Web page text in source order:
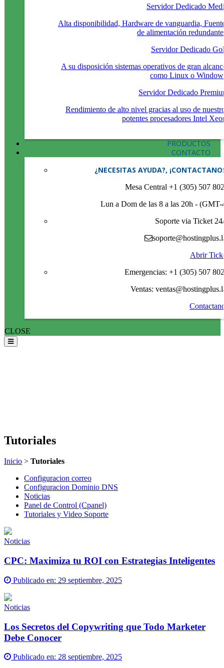
Servidor Dedicado
Alta disponibilidad, Hardware de vanguardia,
de alimentación
Servidor Dedicado
A su disposición sistemas operativos de gran
como Linux o
Servidor Dedicado
Rendimiento de alto nivel gracias al uso de
potentes procesadores Intel
PRODUCTOS
CONTACTO
¿NECESITAS AYUDA?,
Mesa Central +1 (305) 507
Lun a Dom de las 8 a las 20h - (GMT-
Soporte via Ticket
Abrir
Emergencias: +1 (305) 507
Ventas:
CLOSE
Tutoriales
Inicio > Tutoriales
Configuracion correo
Configuracion Dominio DNS
Noticias
Panel de Control (Cpanel)
Tutoriales y Video Soporte
Noticias
CPC: Maximiza tu ROI con Estrategias Inteligentes
Publicado en: 29 septiembre, 2025
Noticias
Los Secretos del Copywriting que Todo Marketer
Debe Conocer
Publicado en: 28 septiembre, 2025